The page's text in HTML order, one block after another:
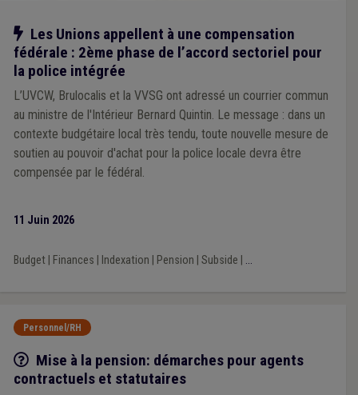
Notre action
Les Unions appellent à une compensation
fédérale : 2ème phase de l’accord sectoriel pour
la police intégrée
L’UVCW, Brulocalis et la VVSG ont adressé un courrier commun
au ministre de l'Intérieur Bernard Quintin. Le message : dans un
contexte budgétaire local très tendu, toute nouvelle mesure de
soutien au pouvoir d'achat pour la police locale devra être
compensée par le fédéral.
11 Juin 2026
Budget| Finances Indexation Pension Subside ...
Personnel/RH
Q/R
Mise à la pension: démarches pour agents
contractuels et statutaires